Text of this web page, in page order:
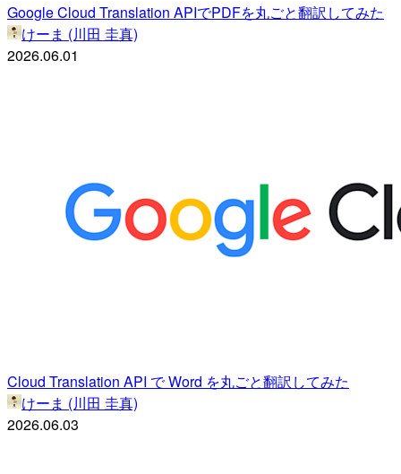
Google Cloud Translation APIでPDFを丸ごと翻訳してみた
けーま (川田 圭真)
2026.06.01
Cloud Translation API で Word を丸ごと翻訳してみた
けーま (川田 圭真)
2026.06.03